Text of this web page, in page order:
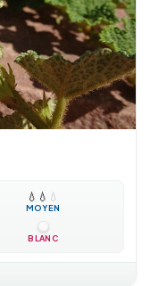
💧 💧 💧
MOYEN
BLANC